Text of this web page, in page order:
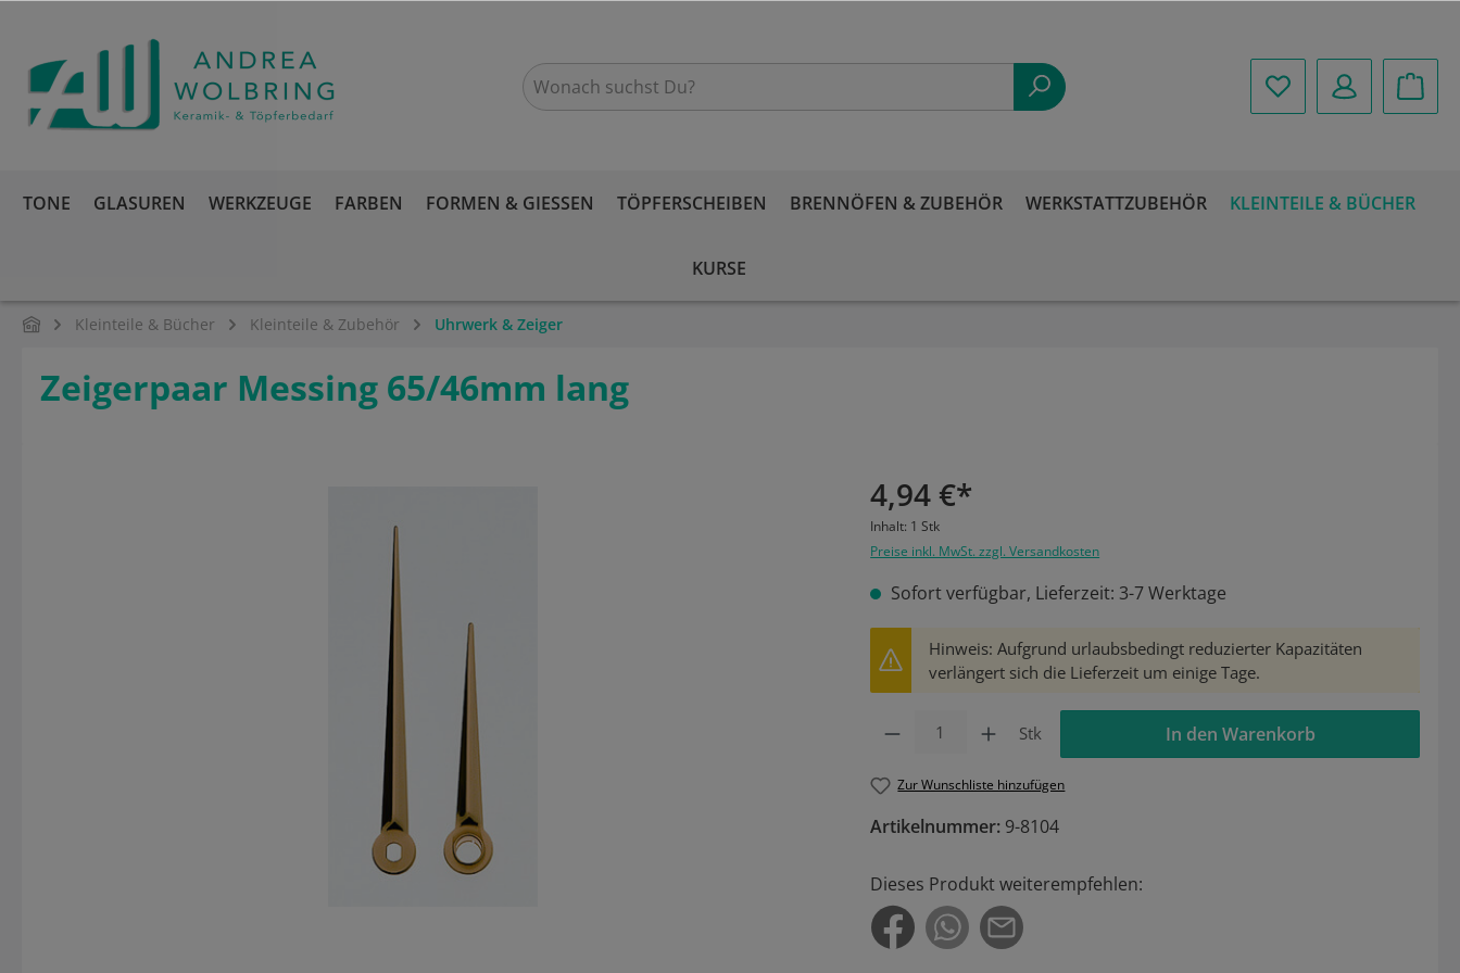
TONE GLASUREN WERKZEUGE FARBEN FORMEN & GIESSEN TÖPFERSCHEIBEN BRENNÖFEN & ZUBEHÖR WERKSTATTZUBEHÖR KLEINTEILE & BÜCHER
KURSE
Kleinteile & Bücher Kleinteile & Zubehör Uhrwerk & Zeiger
Zeigerpaar Messing 65/46mm lang
4,94 €*
Inhalt: 1 Stk
Preise inkl. MwSt. zzgl. Versandkosten
Sofort verfügbar, Lieferzeit: 3-7 Werktage
Hinweis: Aufgrund urlaubsbedingt reduzierter Kapazitäten
verlängert sich die Lieferzeit um einige Tage.
Stk In den Warenkorb
Zur Wunschliste hinzufügen
Artikelnummer: 9-8104
Dieses Produkt weiterempfehlen: